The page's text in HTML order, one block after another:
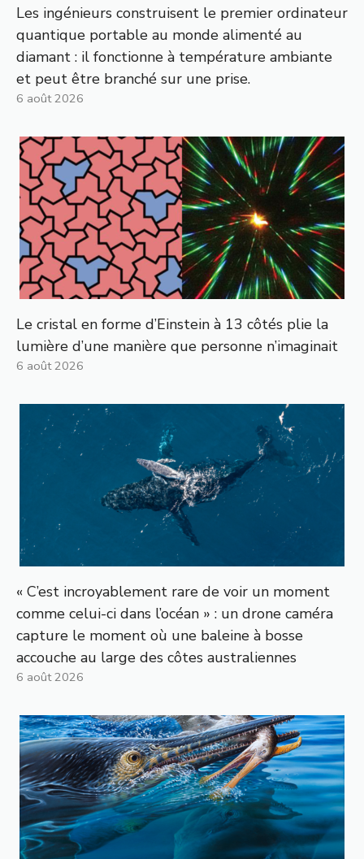
Les ingénieurs construisent le premier ordinateur
quantique portable au monde alimenté au
diamant : il fonctionne à température ambiante
et peut être branché sur une prise.
6 août 2026
Le cristal en forme d’Einstein à 13 côtés plie la
lumière d’une manière que personne n’imaginait
6 août 2026
« C’est incroyablement rare de voir un moment
comme celui-ci dans l’océan » : un drone caméra
capture le moment où une baleine à bosse
accouche au large des côtes australiennes
6 août 2026